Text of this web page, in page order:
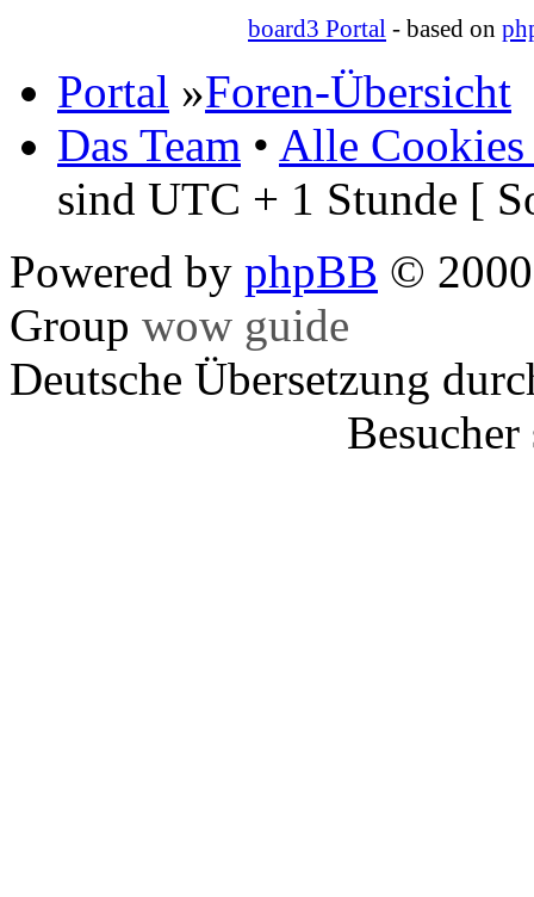
board3 Portal - based on
Portal »Foren-Übersicht
Das Team • Alle Cookies
sind UTC + 1 Stunde [
Powered by phpBB ©
Group wow guide
Deutsche Übersetzung